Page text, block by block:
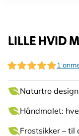
LILLE HVID
1
Naturtro
Håndmalet:
Frostsikker – til